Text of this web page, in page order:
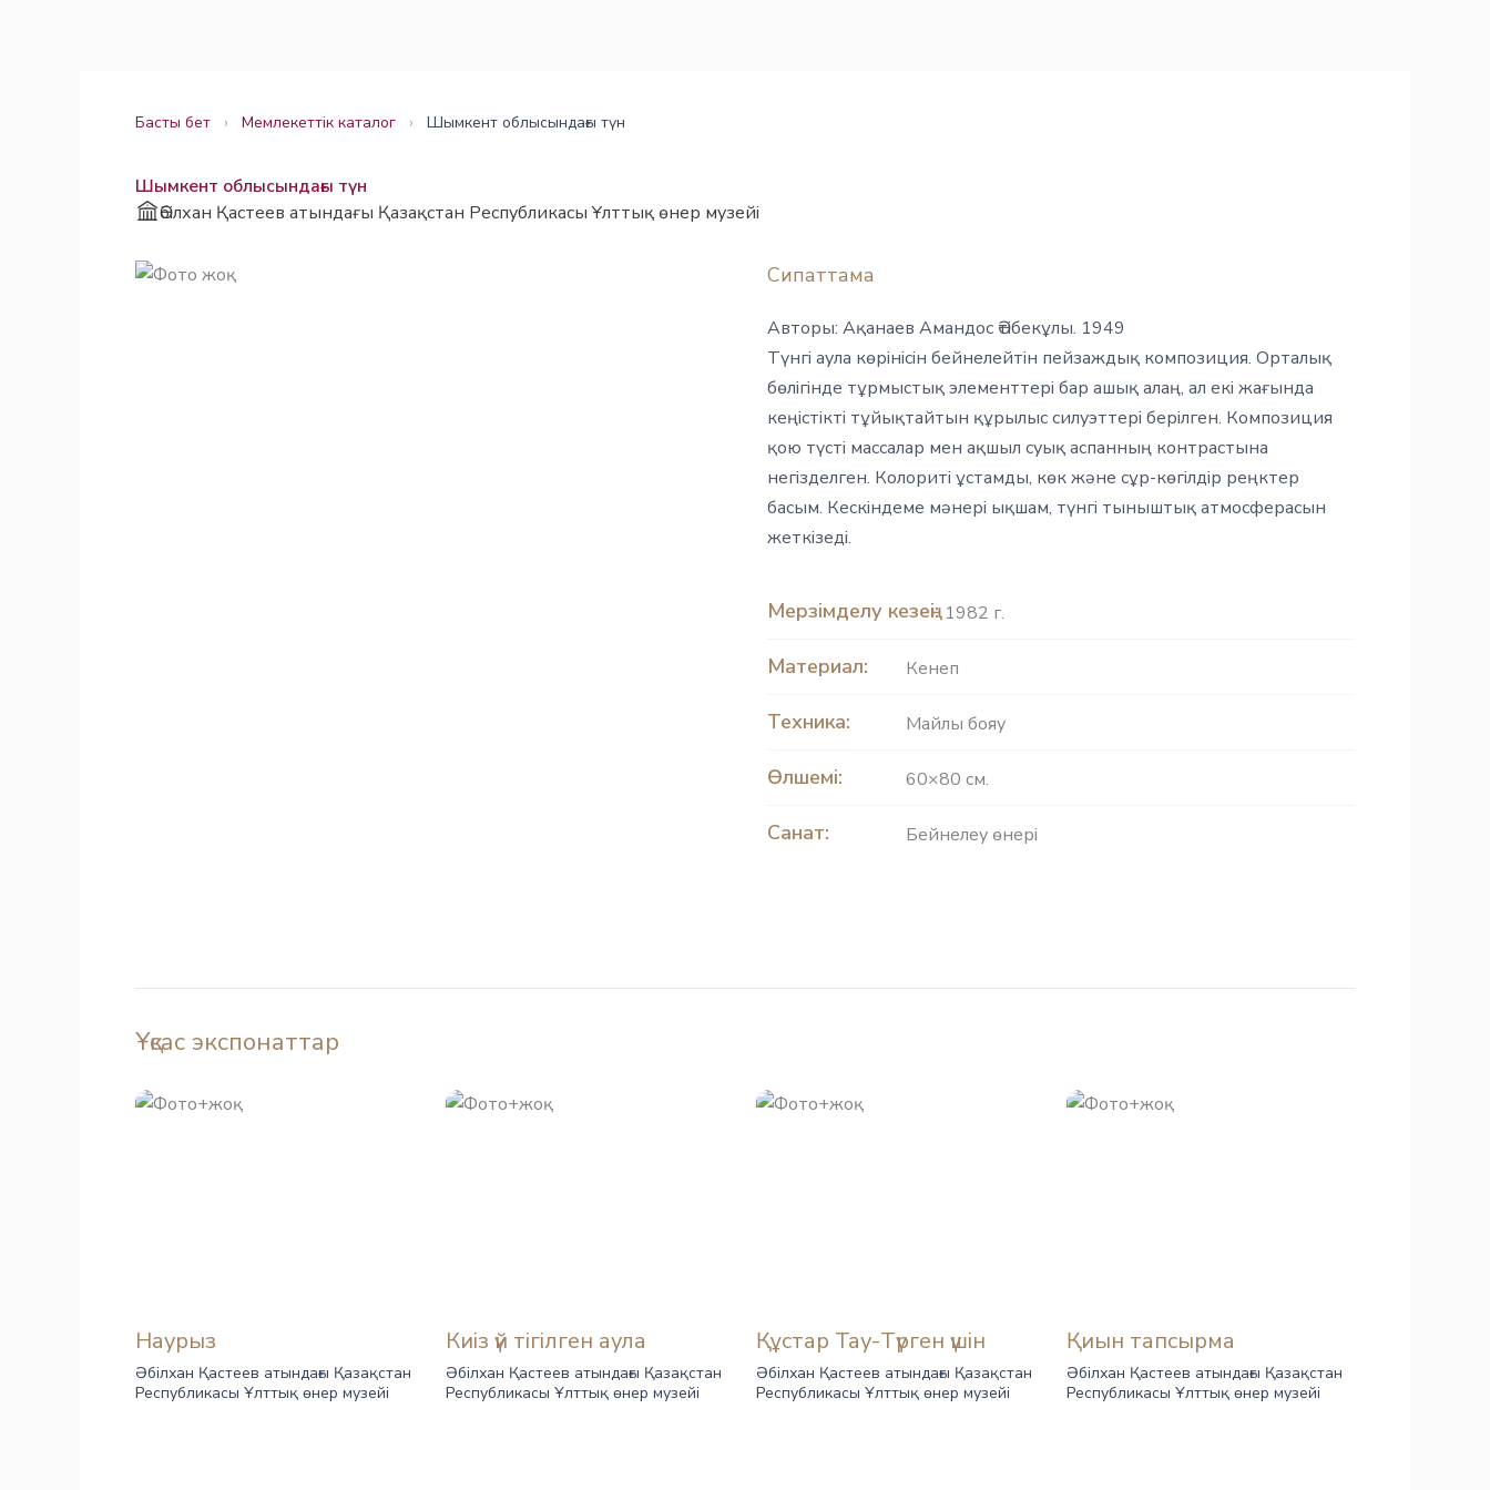
Басты бет › Мемлекеттік каталог › Шымкент облысындағы түн
Шымкент облысындағы түн
Әбілхан Қастеев атындағы Қазақстан Республикасы Ұлттық өнер музейі
Сипаттама
Авторы: Ақанаев Амандос Әтібекұлы. 1949
Түнгі аула көрінісін бейнелейтін пейзаждық композиция. Орталық
бөлігінде тұрмыстық элементтері бар ашық алаң, ал екі жағында
кеңістікті тұйықтайтын құрылыс силуэттері берілген. Композиция
қою түсті массалар мен ақшыл суық аспанның контрастына
негізделген. Колориті ұстамды, көк және сұр-көгілдір реңктер
басым. Кескіндеме мәнері ықшам, түнгі тыныштық атмосферасын
жеткізеді.
Мерзімделу кезеңі: 1982 г.
Материал: Кенеп
Техника: Майлы бояу
Өлшемі: 60×80 см.
Санат: Бейнелеу өнері
Ұқсас экспонаттар
Наурыз
Әбілхан Қастеев атындағы Қазақстан
Республикасы Ұлттық өнер музейі
Киіз үй тігілген аула
Әбілхан Қастеев атындағы Қазақстан
Республикасы Ұлттық өнер музейі
Құстар Тау-Түрген үшін
Әбілхан Қастеев атындағы Қазақстан
Республикасы Ұлттық өнер музейі
Қиын тапсырма
Әбілхан Қастеев атындағы Қазақстан
Республикасы Ұлттық өнер музейі